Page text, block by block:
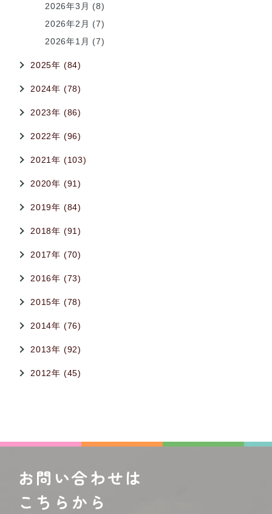
2026年3月 (8)
2026年2月 (7)
2026年1月 (7)
2025年 (84)
2024年 (78)
2023年 (86)
2022年 (96)
2021年 (103)
2020年 (91)
2019年 (84)
2018年 (91)
2017年 (70)
2016年 (73)
2015年 (78)
2014年 (76)
2013年 (92)
2012年 (45)
お問い合わせは
こちらから